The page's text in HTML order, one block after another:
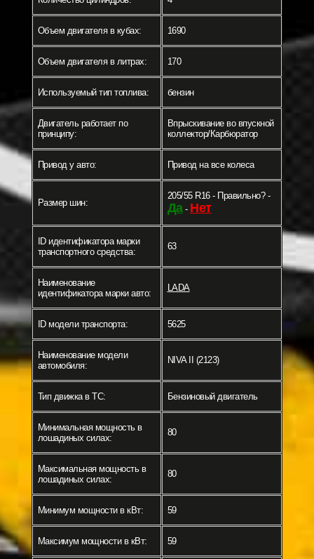
Объем двигателя в кубах: 1690
Объем двигателя в литрах: 170
Используемый тип топлива: бензин
Двигатель работает по
принципу:
Впрыскивание во впускной
коллектор/Карбюратор
Привод у авто: Привод на все колеса
Размер шин:
205/55 R16 - Правильно? -
Да- Нет
ID идентификатора марки
транспортного средства:
63
Наименование
идентификатора марки авто:
LADA
ID модели транспорта: 5625
Наименование модели
автомобиля:
NIVA II (2123)
Тип движка в ТС: Бензиновый двигатель
Минимальная мощность в
лошадиных силах:
80
Максимальная мощность в
лошадиных силах:
80
Минимум мощности в кВт: 59
Максимум мощности в кВт: 59